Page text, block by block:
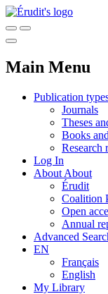
Main Menu
Publication
Journals
Theses
Books
Research
Log In
About About
Érudit
Coalition
Open
Annual
Advanced
EN
Français
English
My Library